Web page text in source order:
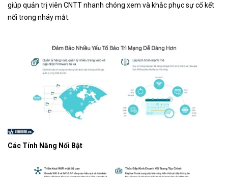
giúp quản trị viên CNTT nhanh chóng xem và khắc phục sự cố kết
nối trong nháy mắt.
Các Tính Năng Nổi Bật